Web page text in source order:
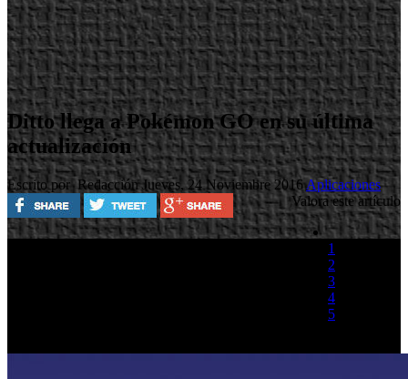
Ditto llega a Pokémon GO en su última
actualización
Escrito por RedacciónJueves, 24 Noviembre 2016Aplicaciones
Valora este artículo
1
2
3
4
5